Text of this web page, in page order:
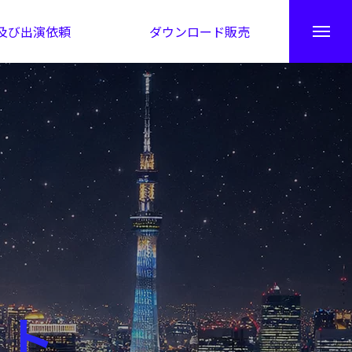
び出演依頼 ダウンロード販売
秘伝公開！吉凶カレンダー